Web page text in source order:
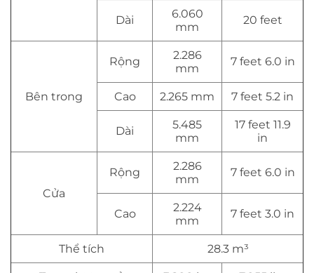
Dài
6.060
mm
20 feet
Bên trong
Rộng
2.286
mm
7 feet 6.0 in
Cao 2.265 mm 7 feet 5.2 in
Dài
5.485
mm
17 feet 11.9
in
Cửa
Rộng
2.286
mm
7 feet 6.0 in
Cao
2.224
mm
7 feet 3.0 in
Thể tích 28.3 m³